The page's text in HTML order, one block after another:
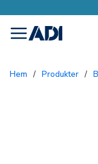
menu
Hem / Produkter /